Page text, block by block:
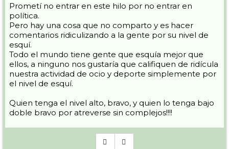
Prometí no entrar en este hilo por no entrar en
política.
Pero hay una cosa que no comparto y es hacer
comentarios ridiculizando a la gente por su nivel de
esquí.
Todo el mundo tiene gente que esquía mejor que
ellos, a ninguno nos gustaría que califiquen de ridícula
nuestra actividad de ocio y deporte simplemente por
el nivel de esquí.
Quien tenga el nivel alto, bravo, y quien lo tenga bajo
doble bravo por atreverse sin complejos!!!!